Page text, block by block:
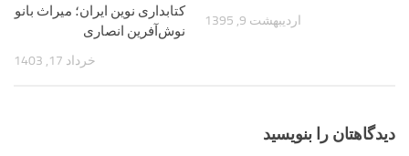
کتابداری نوین ایران؛ میراث بانو
نوش‌آفرین انصاری
خرداد 17, 1403
اردیبهشت 9, 1395
دیدگاهتان را بنویسید